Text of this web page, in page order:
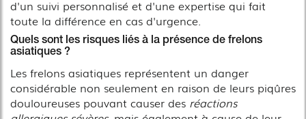
d'un suivi personnalisé et d'une expertise qui fait
toute la différence en cas d'urgence.
Quels sont les risques liés à la présence de frelons
asiatiques ?
Les frelons asiatiques représentent un danger
considérable non seulement en raison de leurs piqûres
douloureuses pouvant causer des réactions